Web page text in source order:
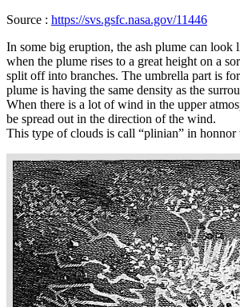
Source : https://svs.gsfc.nasa.gov/11446
In some big eruption, the ash plume can look
when the plume rises to a great height on a
split off into branches. The umbrella part is
plume is having the same density as the
When there is a lot of wind in the upper
be spread out in the direction of the wind.
This type of clouds is call “plinian” in honnor